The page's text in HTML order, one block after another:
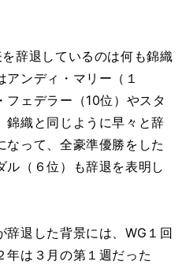
辞退しているのは何も錦織
ンディ・マリー（１
ェデラー（10位）やスタ
錦織と同じように早々と辞
って、全豪準優勝をした
ル（６位）も辞退を表明し
退した背景には、WG１回
年は３月の第１週だった